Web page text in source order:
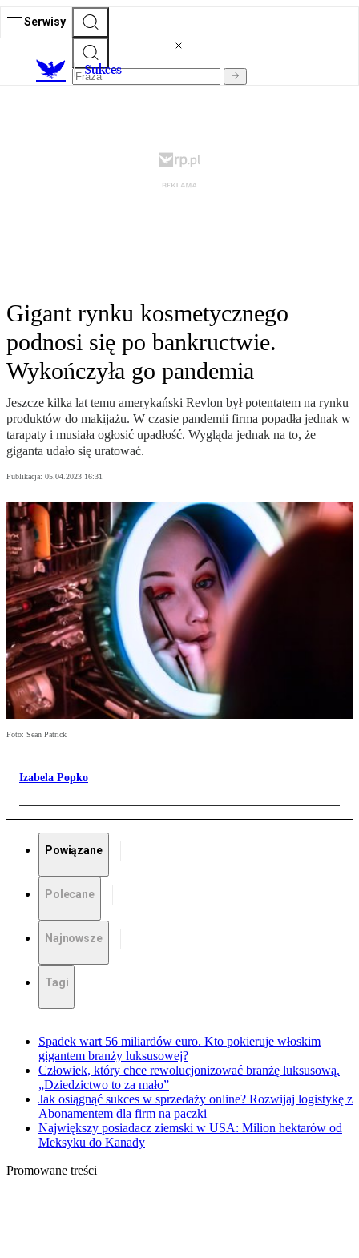
Serwisy
Sukces
Gigant rynku kosmetycznego
podnosi się po bankructwie.
Wykończyła go pandemia
Jeszcze kilka lat temu amerykański Revlon był potentatem na rynku
produktów do makijażu. W czasie pandemii firma popadła jednak w
tarapaty i musiała ogłosić upadłość. Wygląda jednak na to, że
giganta udało się uratować.
Publikacja: 05.04.2023 16:31
Foto: Sean Patrick
Izabela Popko
Powiązane
Polecane
Najnowsze
Tagi
Spadek wart 56 miliardów euro. Kto pokieruje włoskim
gigantem branży luksusowej?
Człowiek, który chce rewolucjonizować branżę luksusową.
„Dziedzictwo to za mało”
Jak osiągnąć sukces w sprzedaży online? Rozwijaj logistykę z
Abonamentem dla firm na paczki
Największy posiadacz ziemski w USA: Milion hektarów od
Meksyku do Kanady
Promowane treści